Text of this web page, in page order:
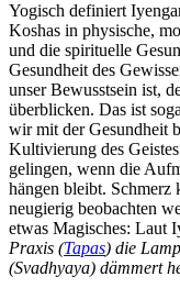
Yogisch definiert
Koshas in physische,
und die spirituelle
Gesundheit des
unser Bewusstsein ist,
überblicken. Das ist
wir mit der Gesundheit
Kultivierung des
gelingen, wenn die
hängen bleibt. Schmerz
neugierig beobachten
etwas Magisches: Laut
Praxis (Tapas) die
(Svadhyaya) dämmert